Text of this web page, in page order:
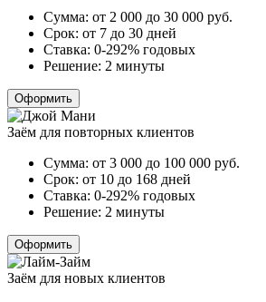
Сумма: от 2 000 до 30 000 руб.
Срок: от 7 до 30 дней
Ставка: 0-292% годовых
Решение: 2 минуты
Оформить
Заём для повторных клиентов
Сумма: от 3 000 до 100 000 руб.
Срок: от 10 до 168 дней
Ставка: 0-292% годовых
Решение: 2 минуты
Оформить
Заём для новых клиентов